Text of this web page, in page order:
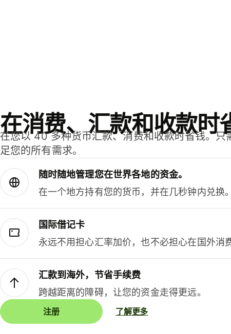
在消费、汇款和收款时
在您以 40 多种货币汇款、消费和收款时省钱。只
足您的所有需求。
随时随地管理您在世界各地的资金。
在一个地方持有您的货币，并在几秒钟内兑换。
国际借记卡
永远不用担心汇率加价，也不必担心在国外消
汇款到海外，节省手续费
跨越距离的障碍，让您的资金走得更远。
注册 了解更多